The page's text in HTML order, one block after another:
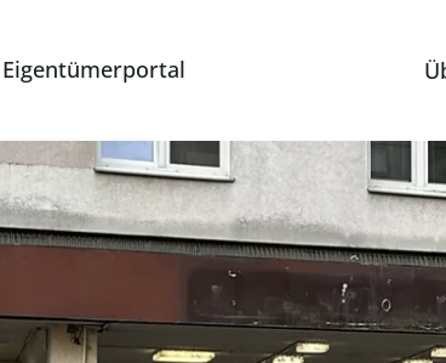
Eigentümerportal